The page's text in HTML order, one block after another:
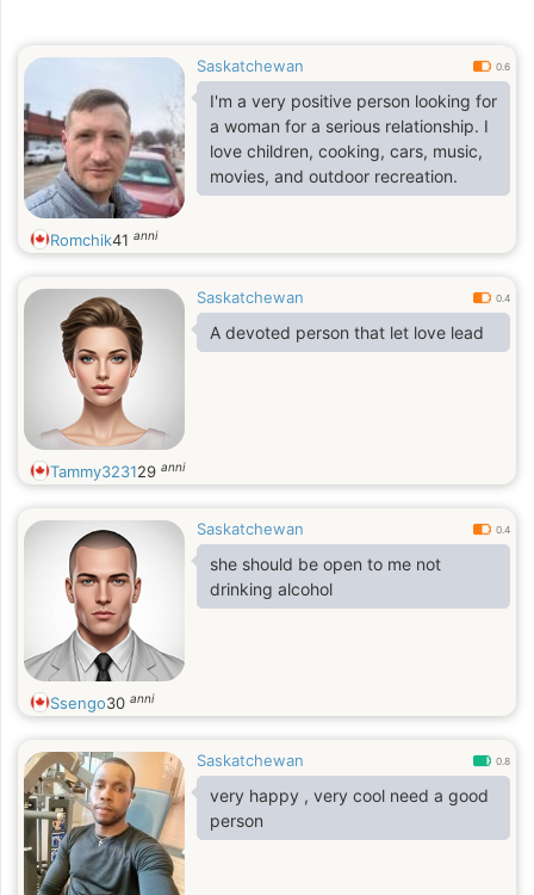
Saskatchewan 0.6
I'm a very positive person looking for
a woman for a serious relationship. I
love children, cooking, cars, music,
movies, and outdoor recreation.
Romchik41 anni
Saskatchewan 0.4
A devoted person that let love lead
Tammy323129 anni
Saskatchewan 0.4
she should be open to me not
drinking alcohol
Ssengo30 anni
Saskatchewan 0.8
very happy , very cool need a good
person